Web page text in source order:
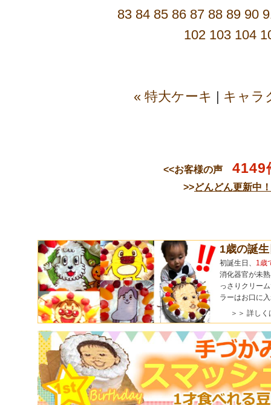
83 84 85 86 87 88 89 90
102 103 104
« 特大ケーキ キャラ
<<お客様の声 4149
>>どんどん更新中
1歳の誕
初誕生日、 1歳
消化器官が未
っさりクリー
ラーはお口に
＞＞ 詳しく